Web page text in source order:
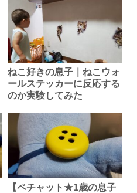
ねこ好きの息子｜ねこウォ
ールステッカーに反応する
のか実験してみた
【ペチャット★1歳の息子